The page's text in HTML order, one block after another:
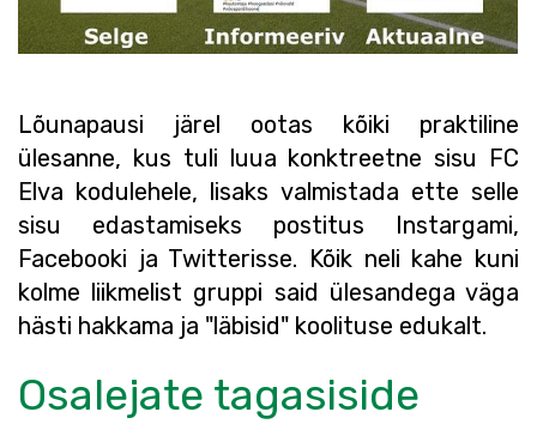
Lõunapausi järel ootas kõiki praktiline
ülesanne, kus tuli luua konktreetne sisu FC
Elva kodulehele, lisaks valmistada ette selle
sisu edastamiseks postitus Instargami,
Facebooki ja Twitterisse. Kõik neli kahe kuni
kolme liikmelist gruppi said ülesandega väga
hästi hakkama ja "läbisid" koolituse edukalt.
Osalejate tagasiside